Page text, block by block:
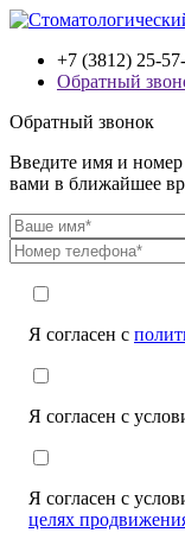
+7 (3812) 25-
Обратный
Обратный звонок
Введите имя и номер
вами в ближайшее
Я согласен с
Я согласен с
Я согласен с
целях